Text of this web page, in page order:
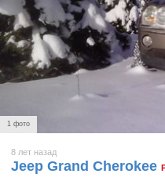
1 фото
8 лет назад
Jeep Grand Cherokee